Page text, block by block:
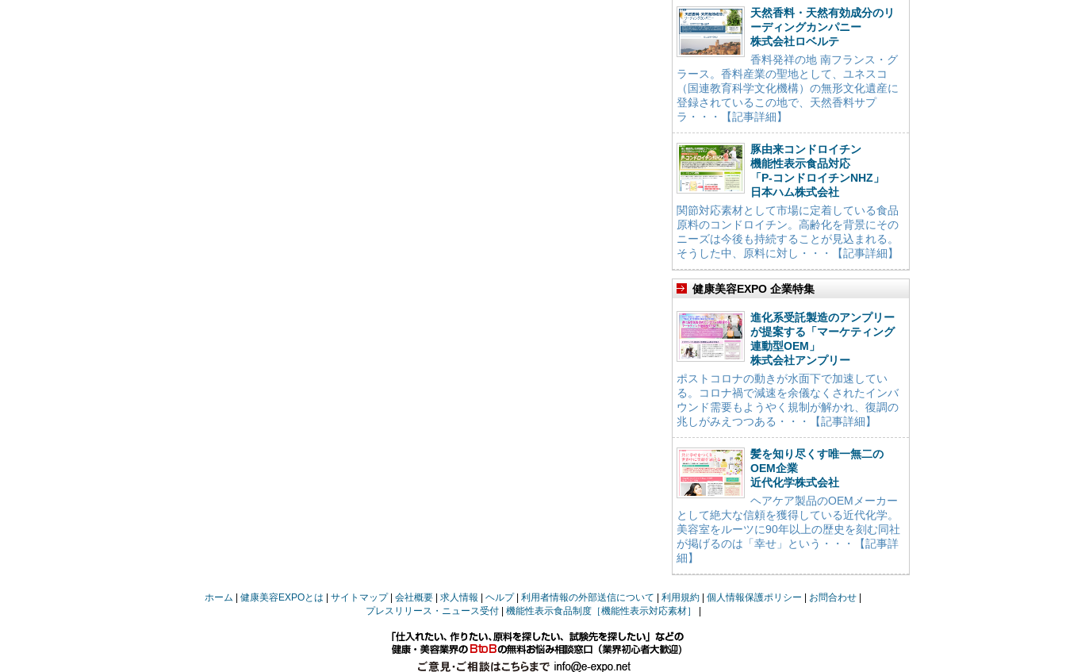
天然香料・天然有効成分のリ
ーディングカンパニー
株式会社ロベルテ
香料発祥の地 南フランス・グ
ラース。香料産業の聖地として、ユネスコ
（国連教育科学文化機構）の無形文化遺産に
登録されているこの地で、天然香料サプ
ラ・・・【記事詳細】
豚由来コンドロイチン
機能性表示食品対応
「P-コンドロイチンNHZ」
日本ハム株式会社
関節対応素材として市場に定着している食品
原料のコンドロイチン。高齢化を背景にその
ニーズは今後も持続することが見込まれる。
そうした中、原料に対し・・・【記事詳細】
健康美容EXPO 企業特集
進化系受託製造のアンプリー
が提案する「マーケティング
連動型OEM」
株式会社アンプリー
ポストコロナの動きが水面下で加速してい
る。コロナ禍で減速を余儀なくされたインバ
ウンド需要もようやく規制が解かれ、復調の
兆しがみえつつある・・・【記事詳細】
髪を知り尽くす唯一無二の
OEM企業
近代化学株式会社
ヘアケア製品のOEMメーカー
として絶大な信頼を獲得している近代化学。
美容室をルーツに90年以上の歴史を刻む同社
が掲げるのは「幸せ」という・・・【記事詳
細】
ホーム 健康美容EXPOとは サイトマップ 会社概要 求人情報 ヘルプ 利用者情報の外部送信について 利用規約 個人情報保護ポリシー
お問合わせ
プレスリリース・ニュース受付
機能性表示食品制度［機能性表示対応素材］